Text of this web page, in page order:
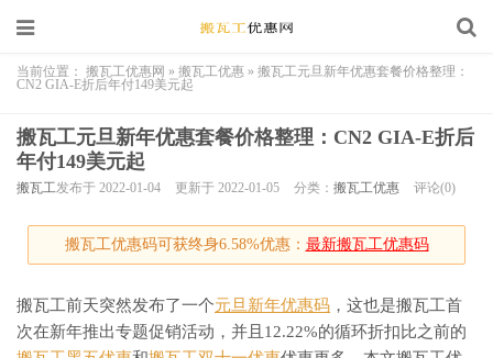
当前位置： 搬瓦工优惠网 » 搬瓦工优惠 » 搬瓦工元旦新年优惠套餐价格整理：
CN2 GIA-E折后年付149美元起
搬瓦工元旦新年优惠套餐价格整理：CN2 GIA-E折后
年付149美元起
搬瓦工发布于 2022-01-04 更新于 2022-01-05 分类： 搬瓦工优惠 评论(0)
搬瓦工优惠码可获终身6.58%优惠： 最新搬瓦工优惠码
搬瓦工前天突然发布了一个元旦新年优惠码 ，这也是搬瓦工首
次在新年推出专题促销活动，并且12.22%的循环折扣比之前的